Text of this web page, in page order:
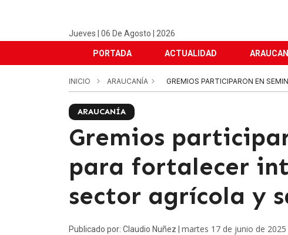
Jueves | 06 De Agosto | 2026
PORTADA ACTUALIDAD
INICIO ARAUCANÍA GREMIOS PARTICIPARON EN
ARAUCANÍA
Gremios
para fortalecer
sector agrícola y
Publicado por: Claudio Nuñez | martes 17 de junio de 2025